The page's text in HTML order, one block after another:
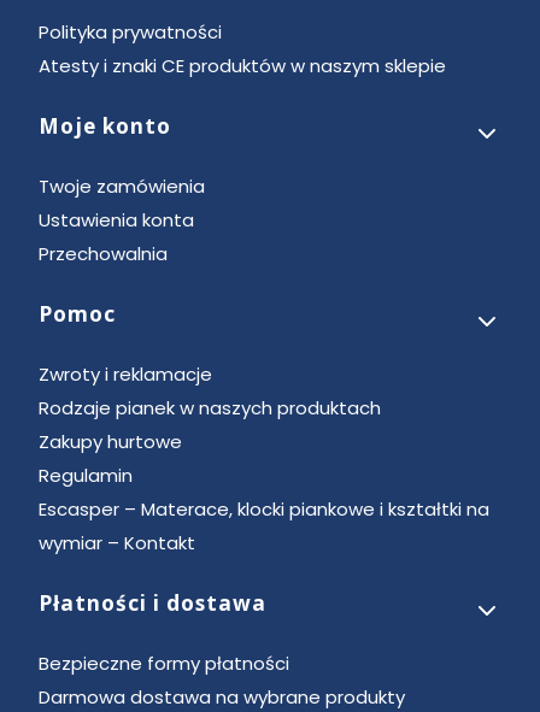
Polityka prywatności
Atesty i znaki CE produktów w naszym sklepie
Moje konto
Twoje zamówienia
Ustawienia konta
Przechowalnia
Pomoc
Zwroty i reklamacje
Rodzaje pianek w naszych produktach
Zakupy hurtowe
Regulamin
Escasper – Materace, klocki piankowe i kształtki na
wymiar – Kontakt
Płatności i dostawa
Bezpieczne formy płatności
Darmowa dostawa na wybrane produkty